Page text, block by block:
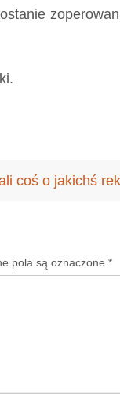
coś o jakichś
pola są oznaczone *